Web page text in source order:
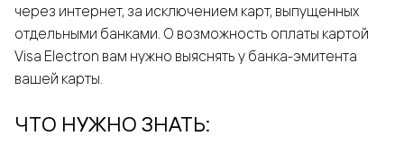
через интернет, за исключением карт, выпущенных
отдельными банками. О возможность оплаты картой
Visa Electron вам нужно выяснять у банка-эмитента
вашей карты.
ЧТО НУЖНО ЗНАТЬ: